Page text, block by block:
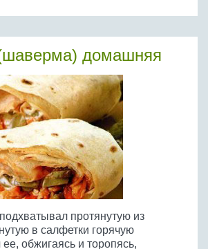
домашняя
протянутую из
в салфетки горячую
обжигаясь и торопясь,